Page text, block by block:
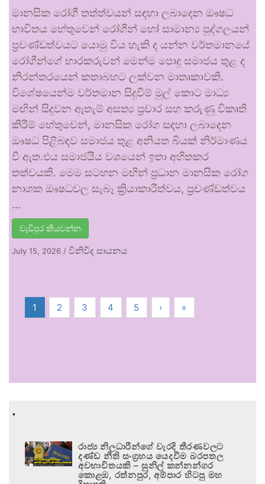
මානසික රෝගී තත්ත්වයන් සඳහා ලබාදෙන ඖෂධ
භාවිතය හේතුවෙන් රෝගීන් හෝ සාමාන්‍ය පුද්ගලයන්
ප්‍රචණ්ඩත්වයට යොමු විය හැකි ද යන්න වර්තමානයේ
රෝගීන්ගේ භාරකරුවන් මෙන්ම පොදු සමාජය තුළ ද
නිරන්තරයෙන් කතාබහට ලක්වන මාතෘකාවකි.
විශේෂයෙන්ම වර්තමාන සිදුවීම් මුල් කොට මාධ්‍ය
මඟින් සිදුවන ඇතැම් අසත්‍ය ප්‍රචාර සහ කරුණු විකෘති
කිරීම් හේතුවෙන්, මානසික රෝග සඳහා ලබාදෙන
ඖෂධ පිළිබඳව සමාජය තුළ අනියත බියක් නිර්මාණය
වී ඇත.එය සමාජයීය වශයෙන් ඉතා අහිතකර
තත්වයකි. මෙම සටහන මඟින් ප්‍රධාන මානසික රෝග
නාශක ඖෂධවල සැබෑ ක්‍රියාකාරීත්වය, ප්‍රචණ්ඩත්වය
…
වැඩිපුර කියවන්න
July 15, 2026 / විනිවිද සායනය
1 2 3 4 5 › »
.
රාජ්‍ය නිලධාරීන්ගේ වැරදි තීරණවලට
දණ්ඩ නීති සංග්‍රහය යෙදවීම බරපතල
අවභාවිතයකි – සුනිල් කන්නන්ගර
කොළඹ, රත්නපුර, අම්පාර හිටපු මහ